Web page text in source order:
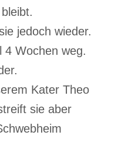
jedoch wieder.
4 Wochen weg.
Kater Theo
sie aber